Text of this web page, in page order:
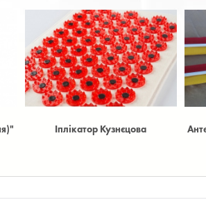
Антена волейбольна з кишенею